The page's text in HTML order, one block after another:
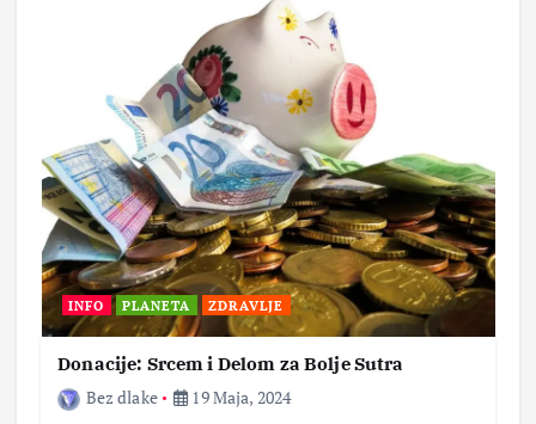
INFO PLANETA ZDRAVLJE
Donacije: Srcem i Delom za Bolje Sutra
Bez dlake
19 Maja, 2024